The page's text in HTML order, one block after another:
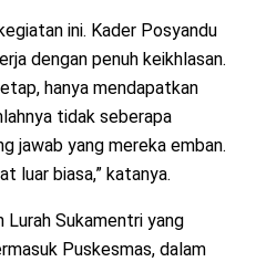
ini. Kader Posyandu
dengan penuh keikhlasan.
hanya mendapatkan
tidak seberapa
jawab yang mereka emban.
luar biasa,” katanya.
Lurah Sukamentri yang
Puskesmas, dalam